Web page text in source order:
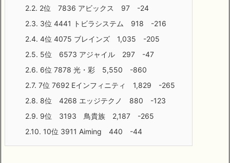
2.2. 2位 7836 アビックス 97 -24
2.3. 3位 4441 トビラシステム 918 -216
2.4. 4位 4075 ブレインズ 1,035 -205
2.5. 5位 6573 アジャイル 297 -47
2.6. 6位 7878 光・彩 5,550 -860
2.7. 7位 7692 Eインフィニティ 1,829 -265
2.8. 8位 4268 エッジテクノ 880 -123
2.9. 9位 3193 鳥貴族 2,187 -265
2.10. 10位 3911 Aiming 440 -44